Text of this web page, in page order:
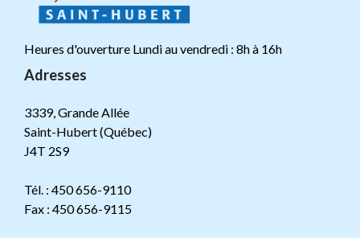
Heures d'ouverture Lundi au vendredi : 8h à 16h
Adresses
3339, Grande Allée
Saint-Hubert (Québec)
J4T 2S9
Tél. : 450 656-9110
Fax : 450 656-9115